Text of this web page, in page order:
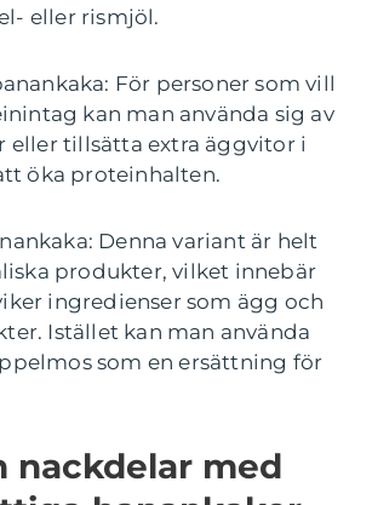
eller rismjöl.
För personer som vill
kan man använda sig av
eller tillsätta extra äggvitor i
öka proteinhalten.
Denna variant är helt
produkter, vilket innebär
ingredienser som ägg och
Istället kan man använda
som en ersättning för
nackdelar med